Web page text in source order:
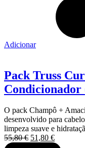
Adicionar
Pack Truss
Condicionador
O pack Champô +
desenvolvido para
limpeza suave e
55,80€ O
51,80 €O